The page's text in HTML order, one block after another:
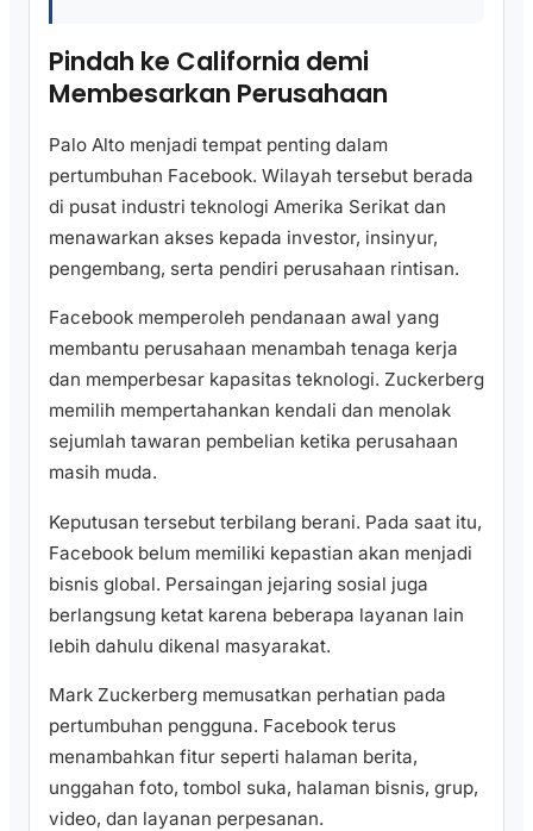
Pindah ke California demi
Membesarkan Perusahaan
Palo Alto menjadi tempat penting dalam
pertumbuhan Facebook. Wilayah tersebut berada
di pusat industri teknologi Amerika Serikat dan
menawarkan akses kepada investor, insinyur,
pengembang, serta pendiri perusahaan rintisan.
Facebook memperoleh pendanaan awal yang
membantu perusahaan menambah tenaga kerja
dan memperbesar kapasitas teknologi. Zuckerberg
memilih mempertahankan kendali dan menolak
sejumlah tawaran pembelian ketika perusahaan
masih muda.
Keputusan tersebut terbilang berani. Pada saat itu,
Facebook belum memiliki kepastian akan menjadi
bisnis global. Persaingan jejaring sosial juga
berlangsung ketat karena beberapa layanan lain
lebih dahulu dikenal masyarakat.
Mark Zuckerberg memusatkan perhatian pada
pertumbuhan pengguna. Facebook terus
menambahkan fitur seperti halaman berita,
unggahan foto, tombol suka, halaman bisnis, grup,
video, dan layanan perpesanan.